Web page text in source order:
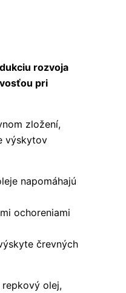
rozvoja
pri
zložení,
výskytov
napomáhajú
ochoreniami
črevných
olej,